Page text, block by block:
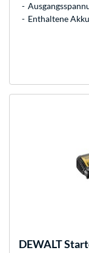
Enthaltene
DEWALT